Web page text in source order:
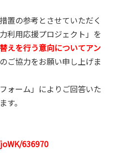
置の参考とさせていただく
利用応援プロジェクト」を
えを行う意向についてアン
のご協力をお願い申し上げま
ォーム」によりご回答いた
す。
636970